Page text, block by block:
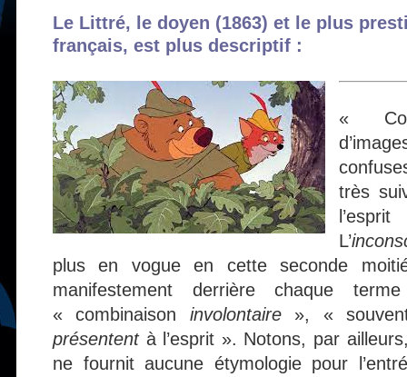
Le Littré, le doyen (1863) et le plus
français, est plus descriptif :
«
très
L’
plus en vogue en cette seconde
manifestement derrière chaque
« combinaison involontaire», «
présententà l’esprit ». Notons, par
ne fournit aucune étymologie pour